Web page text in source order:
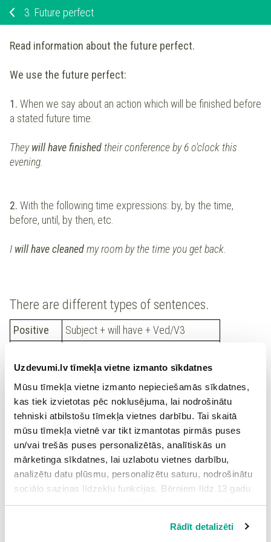
Uzdevumi.lv tīmekļa vietne izmanto sīkdatnes
Mūsu tīmekļa vietne izmanto nepieciešamās sīkdatnes,
kas tiek izvietotas pēc noklusējuma, lai nodrošinātu
tehniski atbilstošu tīmekļa vietnes darbību. Tai skaitā
mūsu tīmekļa vietnē var tikt izmantotas pirmās puses
un/vai trešās puses personalizētās, analītiskās un
mārketinga sīkdatnes, lai uzlabotu vietnes darbību,
analizētu datu plūsmu, personalizētu saturu, nodrošinātu
sociālo saziņas līdzekļu funkcijas. Bērniem līdz 13 gadu
vecumam pirms izvēles veikšanas ir jāprasa vecāka vai
Spiežot uz pogas “Apstiprināt visas”, Jūs piekrītat visām
Rādīt detalizēti
3. Future perfect
Read information about the future perfect.
We use the future perfect:
1. When we say about an action which will be finished before
a stated future time.
Theywill have finished their conference by 6 o'clock this
evening.
2. With the following time expressions: by, by the time,
before, until, by then, etc.
I will have cleanedmy room by the time you get back.
There are different types of sentences.
Positive
Subject + will have + Ved/V3
Questions Will + subject + have + V3/Ved?
Rememberthe spelling rules when you add the ending
edor-d.
Consonant after a
Double the
stop –
stop ped
swap –